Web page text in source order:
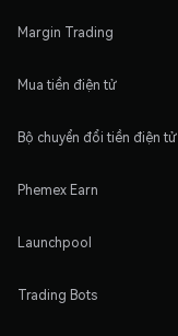
Margin Trading
Mua tiền điện tử
Bộ chuyển đổi tiền điện tử
Phemex Earn
Launchpool
Trading Bots